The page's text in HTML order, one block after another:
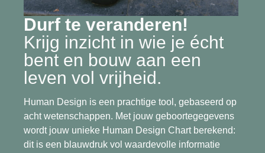
Durf te veranderen!
Krijg inzicht in wie je écht
bent en bouw aan een
leven vol vrijheid.
Human Design is een prachtige tool, gebaseerd op
acht wetenschappen. Met jouw geboortegegevens
wordt jouw unieke Human Design Chart berekend:
dit is een blauwdruk vol waardevolle informatie